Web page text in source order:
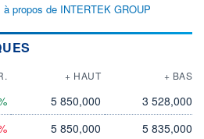
propos de INTERTEK GROUP
+ HAUT + BAS
5 850,000
3 528,000
5 850,000
5 835,000